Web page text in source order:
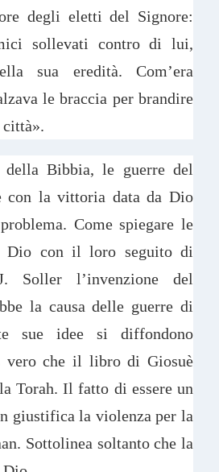
degli eletti del Signore:
sollevati contro di lui,
sua eredità. Com’era
le braccia per brandire
città».
Bibbia, le guerre del
con la vittoria data da Dio
Come spiegare le
Dio con il loro seguito di
Soller l’invenzione del
la causa delle guerre di
sue idee si diffondono
vero che il libro di Giosuè
Torah. Il fatto di essere un
giustifica la violenza per la
Sottolinea soltanto che la